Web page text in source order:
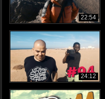
22:54
24:12